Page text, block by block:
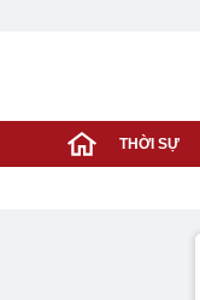
THỜI SỰ